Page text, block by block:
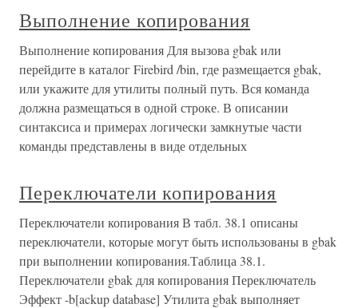
Выполнение копирования
Выполнение копирования Для вызова gbak или
перейдите в каталог Firebird /bin, где размещается gbak,
или укажите для утилиты полный путь. Вся команда
должна размещаться в одной строке. В описании
синтаксиса и примерах логически замкнутые части
команды представлены в виде отдельных
Переключатели копирования
Переключатели копирования В табл. 38.1 описаны
переключатели, которые могут быть использованы в gbak
при выполнении копирования.Таблица 38.1.
Переключатели gbak для копирования Переключатель
Эффект -b[ackup database] Утилита gbak выполняет